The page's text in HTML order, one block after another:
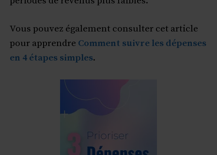
Vous pouvez également consulter cet article
pour apprendre Comment suivre les dépenses
en 4 étapes simples.